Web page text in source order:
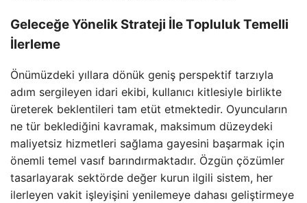
Geleceğe Yönelik Strateji İle Topluluk Temelli
İlerleme
Önümüzdeki yıllara dönük geniş perspektif tarzıyla
adım sergileyen idari ekibi, kullanıcı kitlesiyle birlikte
üreterek beklentileri tam etüt etmektedir. Oyuncuların
ne tür beklediğini kavramak, maksimum düzeydeki
maliyetsiz hizmetleri sağlama gayesini başarmak için
önemli temel vasıf barındırmaktadır. Özgün çözümler
tasarlayarak sektörde değer kurun ilgili sistem, her
ilerleyen vakit işleyişini yenilemeye dahası geliştirmeye